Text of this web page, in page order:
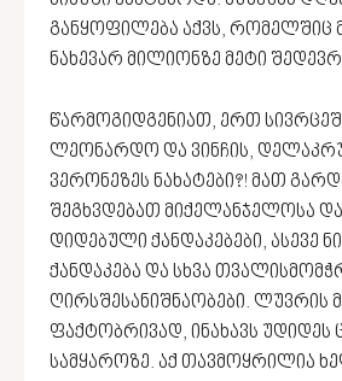
განყოფილება აქვს, რომელშიც
ნახევარ მილიონზე მეტი
წარმოგიდგენიათ, ერთ
ლეონარდო და ვინჩის,
ვერონეზეს ნახატები?! მათ
შეგხვდებათ მიქელანჯელოსა და
დიდებული ქანდაკებები, ასევე
ქანდაკება და სხვა
ღირსშესანიშნაობები. ლუვრის
ფაქტობრივად, ინახავს უდიდეს
სამყაროზე. აქ თავმოყრილია